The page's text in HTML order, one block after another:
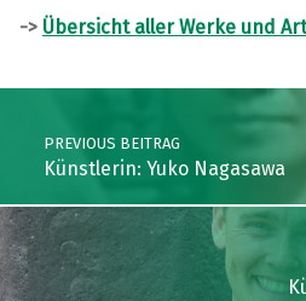
-> Übersicht aller Werke und
Post navigation
PREVIOUS BEITRAG
Künstlerin: Yuko Nagasawa